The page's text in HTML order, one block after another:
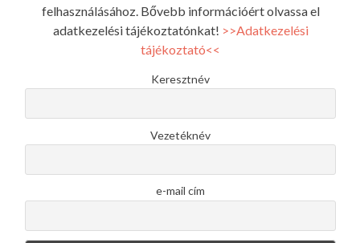
felhasználásához. Bővebb információért olvassa el
adatkezelési tájékoztatónkat! >>Adatkezelési
tájékoztató<<
Keresztnév
Vezetéknév
e-mail cím